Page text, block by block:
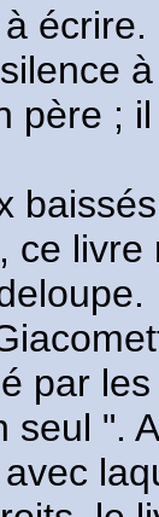
écrire.
père ;
ce
par
seul ".